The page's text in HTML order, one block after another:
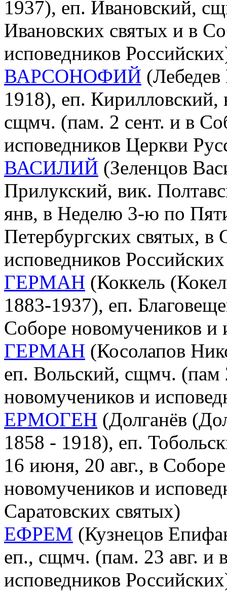
1937), еп. Ивановский,
Ивановских святых и в
исповедников
ВАРСОНОФИЙ
1918), еп. Кирилловский,
сщмч. (пам. 2 сент. и в
исповедников Церкви
ВАСИЛИЙ (Зеленцов
Прилукский, вик.
янв, в Неделю 3-ю по
Петербургских святых,
исповедников
ГЕРМАН (Коккель
1883-1937), еп.
Соборе новомучеников и
ГЕРМАН (Косолапов
еп. Вольский, сщмч. (пам
новомучеников и
ЕРМОГЕН (Долганёв
1858 - 1918), еп.
16 июня, 20 авг., в
новомучеников и
Саратовских святых)
ЕФРЕМ (Кузнецов
еп., сщмч. (пам. 23 авг. и
исповедников